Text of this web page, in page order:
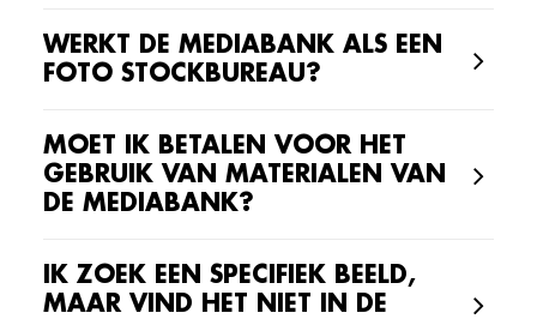
WERKT DE MEDIABANK ALS EEN
FOTO STOCKBUREAU?
MOET IK BETALEN VOOR HET
GEBRUIK VAN MATERIALEN VAN
DE MEDIABANK?
IK ZOEK EEN SPECIFIEK BEELD,
MAAR VIND HET NIET IN DE